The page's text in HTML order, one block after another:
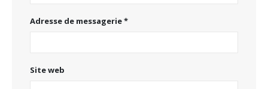
Adresse de messagerie*
Site web